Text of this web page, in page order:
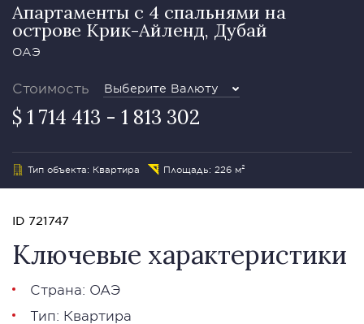
Апартаменты с 4 спальнями на
острове Крик-Айленд, Дубай
ОАЭ
Стоимость Выберите Валюту
$ 1 714 413 - 1 813 302
Тип объекта: Квартира Площадь: 226 м²
ID 721747
Ключевые характеристики
Страна: ОАЭ
Тип: Квартира